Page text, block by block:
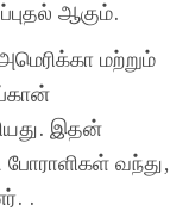
ஆகும்.
மற்றும்
இதன்
வந்து,
.